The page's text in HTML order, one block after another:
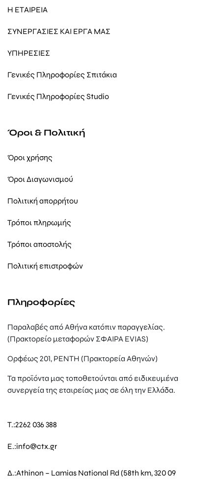
Η ΕΤΑΙΡΕΙΑ
ΣΥΝΕΡΓΑΣΙΕΣ ΚΑΙ ΕΡΓΑ ΜΑΣ
ΥΠΗΡΕΣΙΕΣ
Γενικές Πληροφορίες Σπιτάκια
Γενικές Πληροφορίες Studio
Όροι & Πολιτική
Όροι χρήσης
Όροι Διαγωνισμού
Πολιτική απορρήτου
Τρόποι πληρωμής
Τρόποι αποστολής
Πολιτική επιστροφών
Πληροφορίες
Παραλαβές από Αθήνα κατόπιν παραγγελίας.
(Πρακτορείο μεταφορών ΣΦΑΙΡΑ EVIAS)
Ορφέως 201, ΡΕΝΤΗ (Πρακτορεία Αθηνών)
Τα προϊόντα μας τοποθετούνται από ειδικευμένα
συνεργεία της εταιρείας μας σε όλη την Ελλάδα.
T.:2262 036 388
E.:info@ctx.gr
Δ.:Athinon – Lamias National Rd (58th km, 320 09